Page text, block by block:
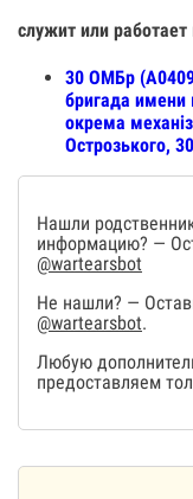
служит или работает
30 ОМБр
бригада имени
окрема
Острозького,
Нашли
информацию? —
@wartearsbot
Не нашли? —
@wartearsbot.
Любую
предоставляем